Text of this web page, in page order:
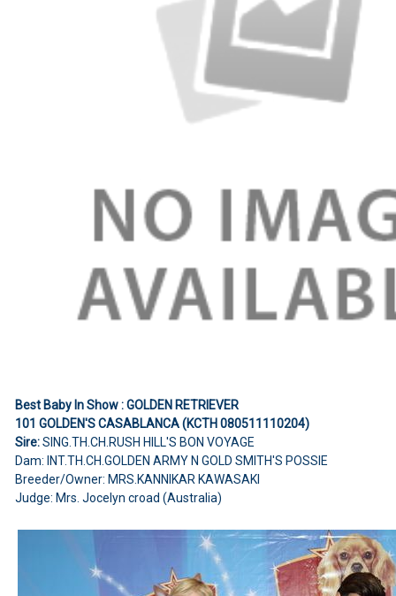
Best Baby In Show : GOLDEN RETRIEVER
101 GOLDEN'S CASABLANCA (KCTH 080511110204)
Sire:SING.TH.CH.RUSH HILL'S BON VOYAGE
Dam: INT.TH.CH.GOLDEN ARMY N GOLD SMITH'S POSSIE
Breeder/Owner: MRS.KANNIKAR KAWASAKI
Judge: Mrs. Jocelyn croad (Australia)